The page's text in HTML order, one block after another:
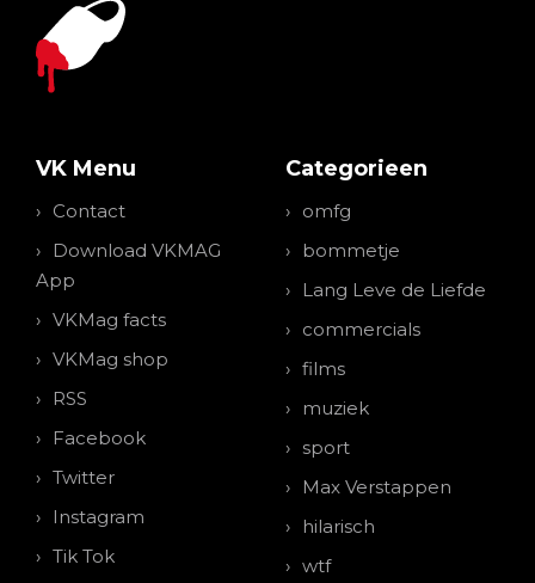
VK Menu
Contact
Download VKMAG
App
VKMag facts
VKMag shop
RSS
Facebook
Twitter
Instagram
Tik Tok
Categorieen
omfg
bommetje
Lang Leve de Liefde
commercials
films
muziek
sport
Max Verstappen
hilarisch
wtf